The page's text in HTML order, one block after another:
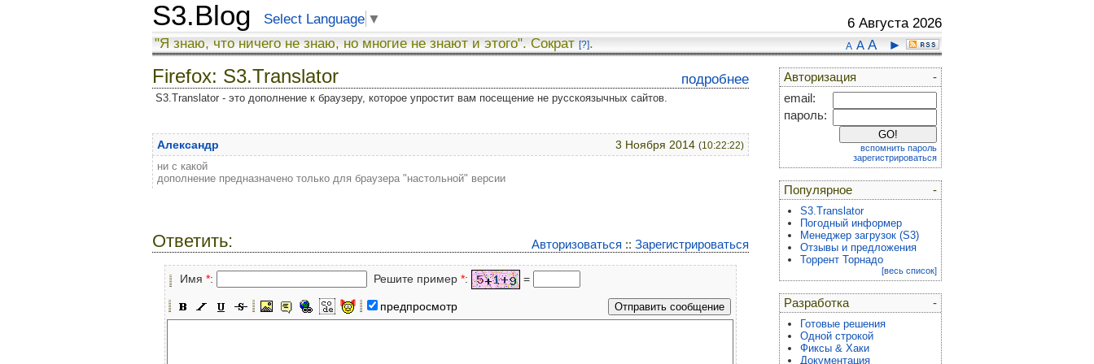
S3.Blog Select Language ▼ 6 Августа 2026
A A A ►
"Я знаю, что ничего не знаю, но многие не знают и этого". Сократ [?].
подробнее
Firefox: S3.Translator
S3.Translator - это дополнение к браузеру, которое упростит вам посещение не русскоязычных сайтов.
3 Ноября 2014 (10:22:22)
Александр
ни с какой
дополнение предназначено только для браузера "настольной" версии
Авторизоваться :: Зарегистрироваться
Ответить:
Имя *: Решите пример *: =
предпросмотр
-
Авторизация
email:
пароль:
вспомнить пароль
зарегистрироваться
-
Популярное
S3.Translator
Погодный информер
Менеджер загрузок (S3)
Отзывы и предложения
Торрент Торнадо
[весь список]
-
Разработка
Готовые решения
Одной строкой
Фиксы & Хаки
Документация